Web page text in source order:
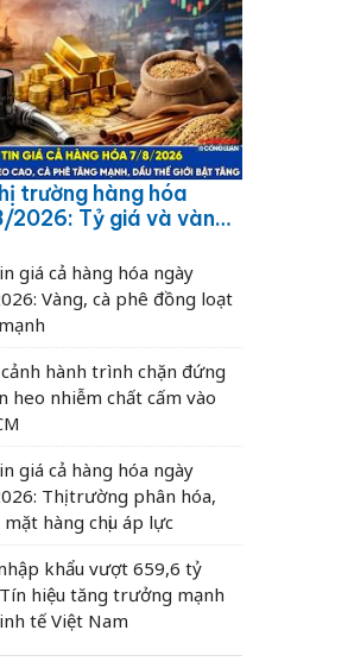
trường hàng hóa
2026: Tỷ giá và vàng
bật tăng
giá cả hàng hóa ngày
Vàng, cà phê đồng loạt
hành trình chặn đứng
heo nhiễm chất cấm vào
giá cả hàng hóa ngày
Thị trường phân hóa,
mặt hàng chịu áp lực
khẩu vượt 659,6 tỷ
Tín hiệu tăng trưởng mạnh
tế Việt Nam